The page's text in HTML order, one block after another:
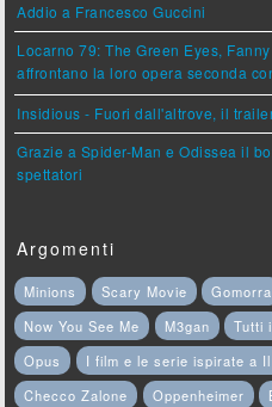
Addio a Francesco Guccini
Locarno 79: The Green Eyes,
affrontano la loro opera seconda
Insidious - Fuori dall'altrove, il
Grazie a Spider-Man e Odissea il
spettatori
Argomenti
Minions Scary Movie Gomorra
Now You See Me
M3gan
Tutti
Opus
I film e le serie ispirate a
Checco Zalone
Oppenheimer